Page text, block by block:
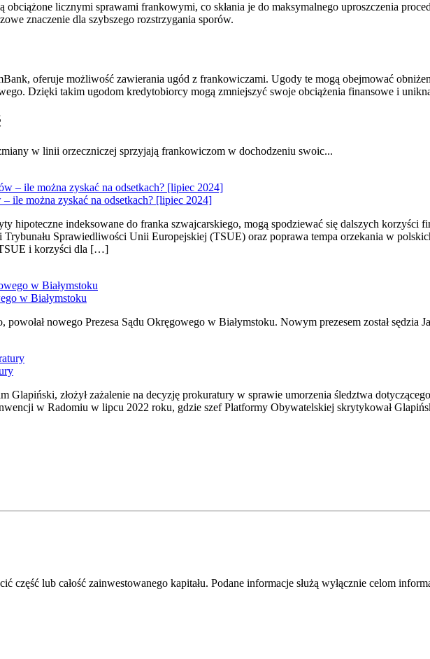
obciążone licznymi sprawami frankowymi, co skłania je do maksymalnego uproszczenia
znaczenie dla szybszego rozstrzygania sporów.
oferuje możliwość zawierania ugód z frankowiczami. Ugody te mogą obejmować
Dzięki takim ugodom kredytobiorcy mogą zmniejszyć swoje obciążenia finansowe i
w linii orzeczniczej sprzyjają frankowiczom w dochodzeniu swoic...
ile można zyskać na odsetkach? [lipiec 2024]
hipoteczne indeksowane do franka szwajcarskiego, mogą spodziewać się dalszych korzyści
Sprawiedliwości Unii Europejskiej (TSUE) oraz poprawa tempa orzekania w
i korzyści dla […]
w Białymstoku
nowego Prezesa Sądu Okręgowego w Białymstoku. Nowym prezesem został sędzia
Glapiński, złożył zażalenie na decyzję prokuratury w sprawie umorzenia śledztwa
w Radomiu w lipcu 2022 roku, gdzie szef Platformy Obywatelskiej skrytykował
część lub całość zainwestowanego kapitału. Podane informacje służą wyłącznie celom